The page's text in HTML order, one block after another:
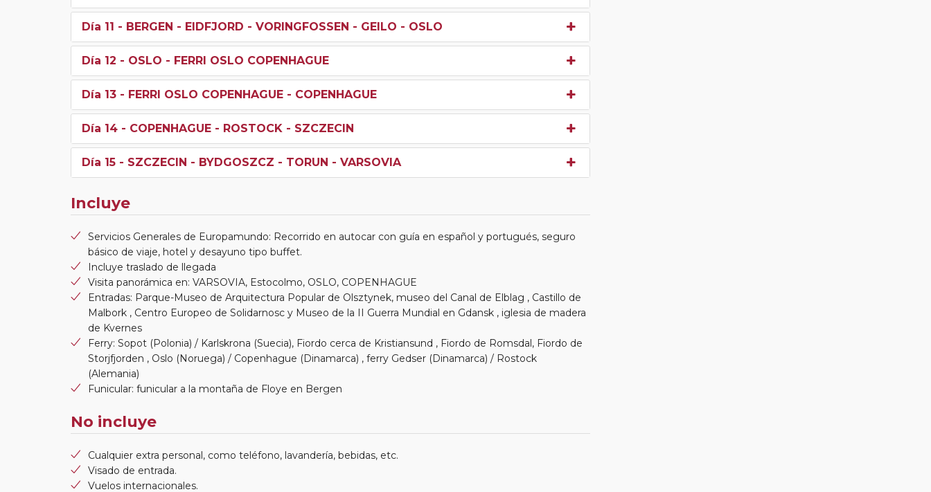
Día 11 - BERGEN - EIDFJORD - VORINGFOSSEN - GEILO - OSLO
Día 12 - OSLO - FERRI OSLO COPENHAGUE
Día 13 - FERRI OSLO COPENHAGUE - COPENHAGUE
Día 14 - COPENHAGUE - ROSTOCK - SZCZECIN
Día 15 - SZCZECIN - BYDGOSZCZ - TORUN - VARSOVIA
Incluye
Servicios Generales de Europamundo: Recorrido en autocar con guía en español y portugués, seguro
básico de viaje, hotel y desayuno tipo buffet.
Incluye traslado de llegada
Visita panorámica en: VARSOVIA, Estocolmo, OSLO, COPENHAGUE
Entradas: Parque-Museo de Arquitectura Popular de Olsztynek, museo del Canal de Elblag , Castillo de
Malbork , Centro Europeo de Solidarnosc y Museo de la II Guerra Mundial en Gdansk , iglesia de madera
de Kvernes
Ferry: Sopot (Polonia) / Karlskrona (Suecia), Fiordo cerca de Kristiansund , Fiordo de Romsdal, Fiordo de
Storjfjorden , Oslo (Noruega) / Copenhague (Dinamarca) , ferry Gedser (Dinamarca) / Rostock
(Alemania)
Funicular: funicular a la montaña de Floye en Bergen
No incluye
Cualquier extra personal, como teléfono, lavandería, bebidas, etc.
Visado de entrada.
Vuelos internacionales.